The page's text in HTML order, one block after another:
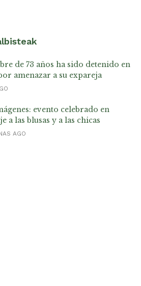
de 73 años ha sido detenido en
amenazar a su expareja
evento celebrado en
a las blusas y a las chicas
AGO